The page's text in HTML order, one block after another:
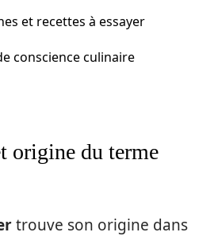
et recettes à essayer
conscience culinaire
origine du terme
trouve son origine dans